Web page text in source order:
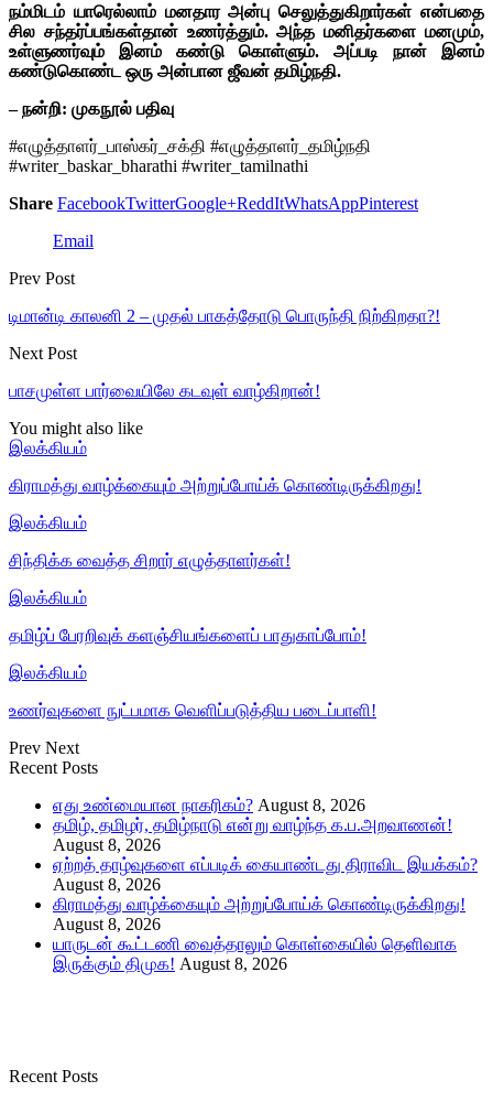
நம்மிடம் யாரெல்லாம் மனதார அன்பு செலுத்துகிறார்கள் என்பதை
சில சந்தர்ப்பங்கள்தான் உணர்த்தும். அந்த மனிதர்களை மனமும்,
உள்ளுணர்வும் இனம் கண்டு கொள்ளும். அப்படி நான் இனம்
கண்டுகொண்ட ஒரு அன்பான ஜீவன் தமிழ்நதி.
– நன்றி: முகநூல் பதிவு
#எழுத்தாளர்_பாஸ்கர்_சக்தி #எழுத்தாளர்_தமிழ்நதி
#writer_baskar_bharathi #writer_tamilnathi
Share FacebookTwitterGoogle+ReddItWhatsAppPinterest
Email
Prev Post
டிமான்டி காலனி 2 – முதல் பாகத்தோடு பொருந்தி நிற்கிறதா?!
Next Post
பாசமுள்ள பார்வையிலே கடவுள் வாழ்கிறான்!
You might also like
இலக்கியம்
கிராமத்து வாழ்க்கையும் அற்றுப்போய்க் கொண்டிருக்கிறது!
இலக்கியம்
சிந்திக்க வைத்த சிறார் எழுத்தாளர்கள்!
இலக்கியம்
தமிழ்ப் பேரறிவுக் களஞ்சியங்களைப் பாதுகாப்போம்!
இலக்கியம்
உணர்வுகளை நுட்பமாக வெளிப்படுத்திய படைப்பாளி!
Prev Next
Recent Posts
எது உண்மையான நாகரிகம்? August 8, 2026
தமிழ், தமிழர், தமிழ்நாடு என்று வாழ்ந்த க.ப.அறவாணன்!
August 8, 2026
ஏற்றத் தாழ்வுகளை எப்படிக் கையாண்டது திராவிட இயக்கம்?
August 8, 2026
கிராமத்து வாழ்க்கையும் அற்றுப்போய்க் கொண்டிருக்கிறது!
August 8, 2026
யாருடன் கூட்டணி வைத்தாலும் கொள்கையில் தெளிவாக
இருக்கும் திமுக! August 8, 2026
Recent Posts